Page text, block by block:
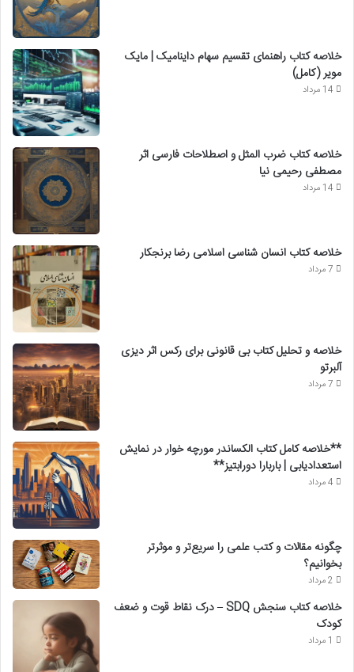
خلاصه کتاب راهنمای تقسیم سهام داینامیک | مایک
مویر (کامل)
14 مرداد
خلاصه کتاب ضرب المثل و اصطلاحات فارسی اثر
مصطفی رحیمی نیا
14 مرداد
خلاصه کتاب انسان شناسی اسلامی رضا برنجکار
7 مرداد
خلاصه و تحلیل کتاب بی قانونی برای رکس اثر دیزی
آلبرتو
7 مرداد
**خلاصه کامل کتاب الکساندر مورچه خوار در نمایش
استعدادیابی | باربارا دورابتیز**
4 مرداد
چگونه مقالات و کتب علمی را سریع‌تر و موثرتر
بخوانیم؟
2 مرداد
خلاصه کتاب سنجش SDQ – درک نقاط قوت و ضعف
کودک
1 مرداد